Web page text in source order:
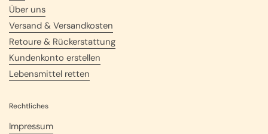
Über uns
Versand & Versandkosten
Retoure & Rückerstattung
Kundenkonto erstellen
Lebensmittel retten
Rechtliches
Impressum